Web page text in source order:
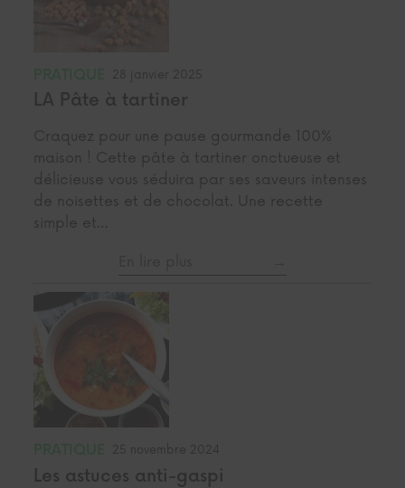
28 janvier 2025
LA Pâte à tartiner
Craquez pour une pause gourmande 100%
maison ! Cette pâte à tartiner onctueuse et
délicieuse vous séduira par ses saveurs intenses
de noisettes et de chocolat. Une recette
simple et…
25 novembre 2024
Les astuces anti-gaspi